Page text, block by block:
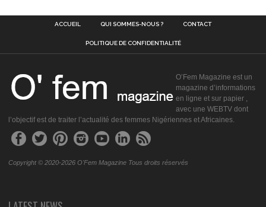
ACCUEIL QUI SOMMES-NOUS ? CONTACT
POLITIQUE DE CONFIDENTIALITÉ
O’Fem Magazine est un
magazine d’informations
en ligne et sur papier ,
avec une WEBTV dont
l’objectif est de traiter l’actualité des femmes Nigériennes et Africaines.
Copyright © 2020-2026 O'Fem Magazine Tous droits réservés